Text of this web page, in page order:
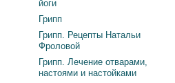
йоги
Грипп
Грипп. Рецепты Натальи
Фроловой
Грипп. Лечение отварами,
настоями и настойками